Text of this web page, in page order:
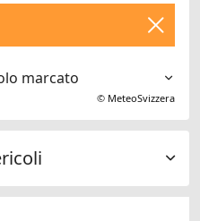
marcato
© MeteoSvizzera